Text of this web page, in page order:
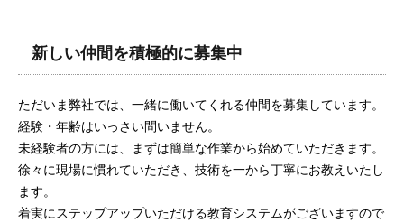
新しい仲間を積極的に募集中
ただいま弊社では、一緒に働いてくれる仲間を募集しています。
経験・年齢はいっさい問いません。
未経験者の方には、まずは簡単な作業から始めていただきます。
徐々に現場に慣れていただき、技術を一から丁寧にお教えいたし
ます。
着実にステップアップいただける教育システムがございますので